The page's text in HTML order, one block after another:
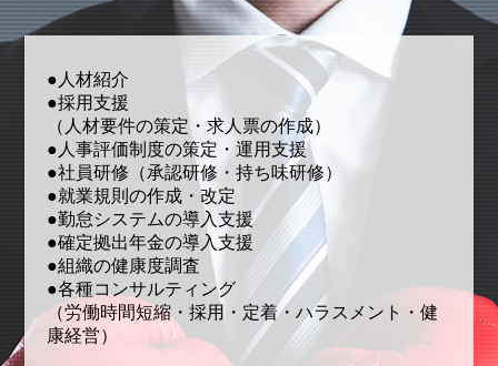
●人材紹介
●採用支援
（人材要件の策定・求人票の作成）
●人事評価制度の策定・運用支援
●社員研修（承認研修・持ち味研修）
●就業規則の作成・改定
●勤怠システムの導入支援
●確定拠出年金の導入支援
●組織の健康度調査
●各種コンサルティング
（労働時間短縮・採用・定着・ハラスメント・健
康経営）